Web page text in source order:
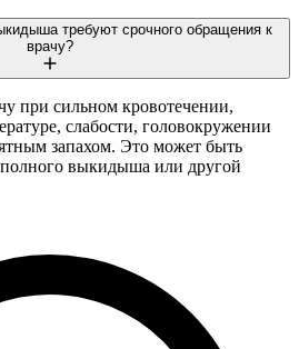
требуют срочного обращения к
врачу?
при сильном кровотечении,
слабости, головокружении
запахом. Это может быть
выкидыша или другой